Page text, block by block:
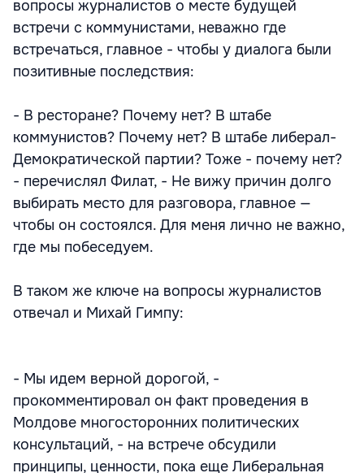
вопросы журналистов о месте будущей
встречи с коммунистами, неважно где
встречаться, главное - чтобы у диалога были
позитивные последствия:
- В ресторане? Почему нет? В штабе
коммунистов? Почему нет? В штабе либерал-
Демократической партии? Тоже - почему нет?
- перечислял Филат, - Не вижу причин долго
выбирать место для разговора, главное —
чтобы он состоялся. Для меня лично не важно,
где мы побеседуем.
В таком же ключе на вопросы журналистов
отвечал и Михай Гимпу:
- Мы идем верной дорогой, -
прокомментировал он факт проведения в
Молдове многосторонних политических
консультаций, - на встрече обсудили
принципы, ценности, пока еще Либеральная